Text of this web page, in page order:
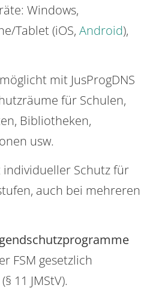
Windows,
Tablet (iOS, Android),
mit JusProgDNS
für Schulen,
Bibliotheken,
usw.
individueller Schutz für
auch bei mehreren
FSM gesetzlich
11 JMStV).